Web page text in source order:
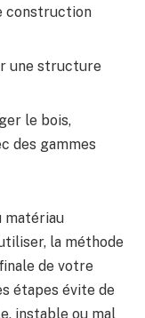
construction
une structure
le bois,
des gammes
matériau
la méthode
de votre
étapes évite de
instable ou mal